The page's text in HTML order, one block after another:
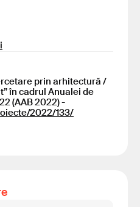
prin arhitectură /
în cadrul Anualei de
(AAB 2022) -
2022/133/